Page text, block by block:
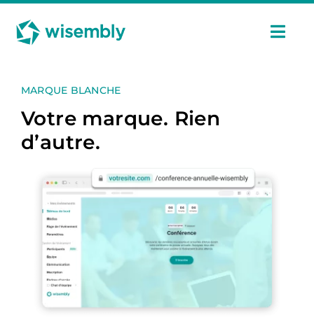
Passer
contenu
Usages
Cas Clients
Ressources
MARQUE BLANCHE
Votre marque. Rien
d’autre.
Panneau de gestion des cookies